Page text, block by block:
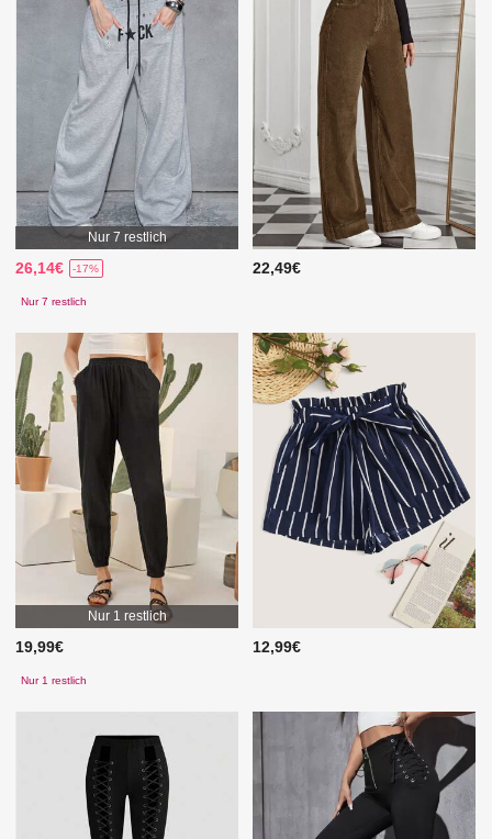
Nur 7 restlich
26,14€ -17%
Nur 7 restlich
22,49€
Nur 1 restlich
19,99€
Nur 1 restlich
12,99€